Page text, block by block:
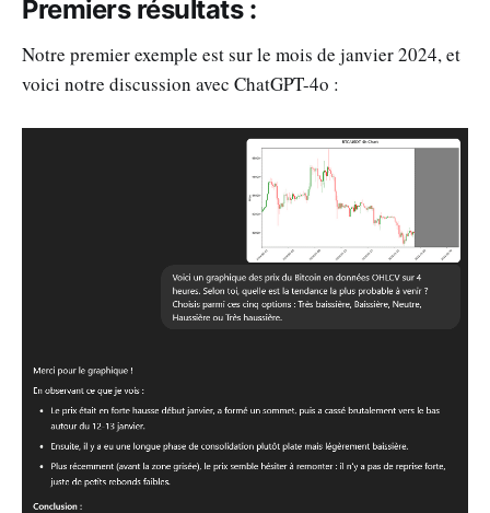
Premiers résultats :
Notre premier exemple est sur le mois de janvier 2024, et
voici notre discussion avec ChatGPT-4o :